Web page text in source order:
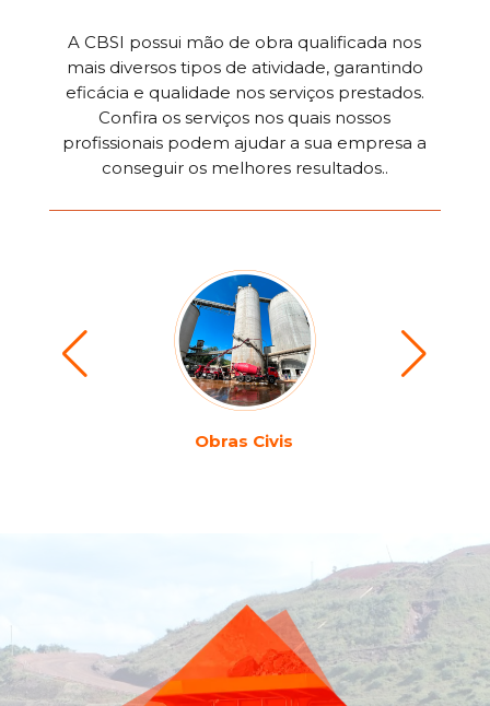
A CBSI possui mão de obra qualificada nos
mais diversos tipos de atividade, garantindo
eficácia e qualidade nos serviços prestados.
Confira os serviços nos quais nossos
profissionais podem ajudar a sua empresa a
conseguir os melhores resultados..
Obras Civis